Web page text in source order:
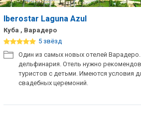
Iberostar Laguna Azul
Куба , Варадеро
5 звёзд
Один из самых новых отелей
дельфинария. Отель нужно
туристов с детьми. Имеются условия
свадебных церемоний.